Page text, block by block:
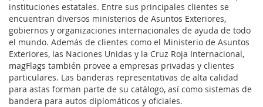
instituciones estatales. Entre sus principales clientes se
encuentran diversos ministerios de Asuntos Exteriores,
gobiernos y organizaciones internacionales de ayuda de todo
el mundo. Además de clientes como el Ministerio de Asuntos
Exteriores, las Naciones Unidas y la Cruz Roja Internacional,
magFlags también provee a empresas privadas y clientes
particulares. Las banderas representativas de alta calidad
para astas forman parte de su catálogo, así como sistemas de
bandera para autos diplomáticos y oficiales.